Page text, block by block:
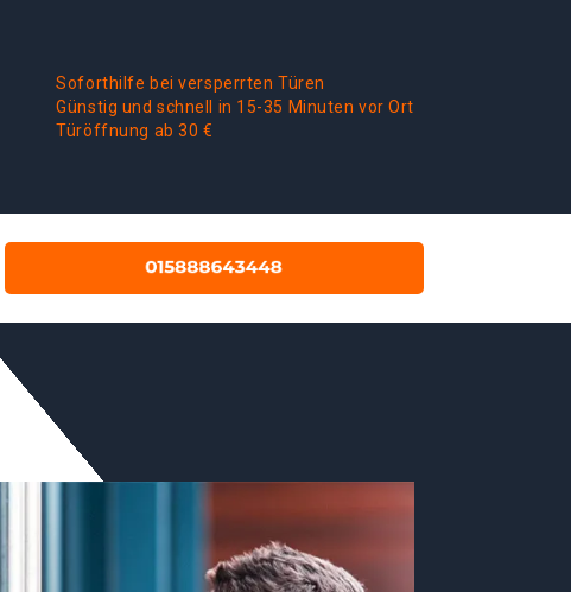
Soforthilfe bei versperrten Türen
Günstig und schnell in 15-35 Minuten vor Ort
Türöffnung ab 30 €